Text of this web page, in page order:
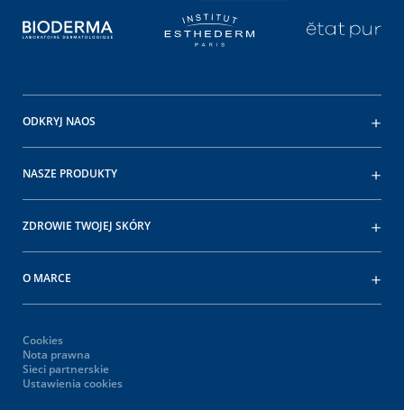
ODKRYJ NAOS
NASZE PRODUKTY
ZDROWIE TWOJEJ SKÓRY
O MARCE
Cookies
Nota prawna
Sieci partnerskie
Ustawienia cookies